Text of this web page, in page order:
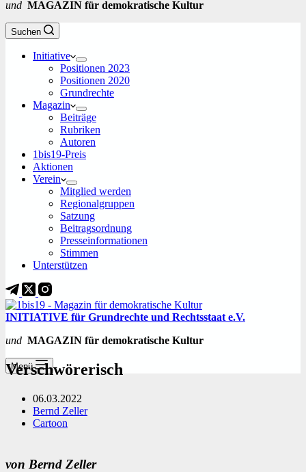
und MAGAZIN für demokratische Kultur
Suchen
Initiative
Positionen 2023
Positionen 2020
Grundrechte
Magazin
Beiträge
Rubriken
Autoren
1bis19-Preis
Aktionen
Verein
Mitglied werden
Regionalgruppen
Satzung
Beitragsordnung
Presseinformationen
Stimmen
Unterstützen
INITIATIVE für Grundrechte und Rechtsstaat e.V.
und MAGAZIN für demokratische Kultur
Menü
Verschwörerisch
06.03.2022
Bernd Zeller
Cartoon
von Bernd Zeller